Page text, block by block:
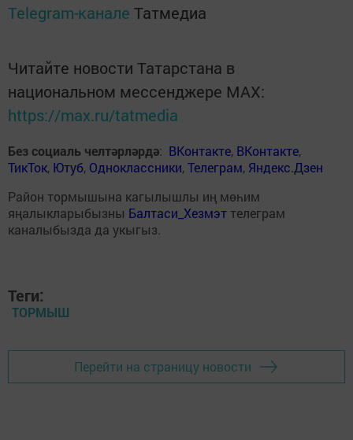
Telegram-канале Татмедиа
Читайте новости Татарстана в
национальном мессенджере MАХ:
https://max.ru/tatmedia
Без социаль челтәрләрдә: ВКонтакте, ВКонтакте,
ТикТок, Ютуб, Одноклассники,Телеграм, Яндекс.Дзен
Район тормышына кагылышлы иң мөһим
яңалыкларыбызны Балтаси_Хезмэт телеграм
каналыбызда да укыгыз.
Теги:
ТОРМЫШ
Перейти на страницу новости